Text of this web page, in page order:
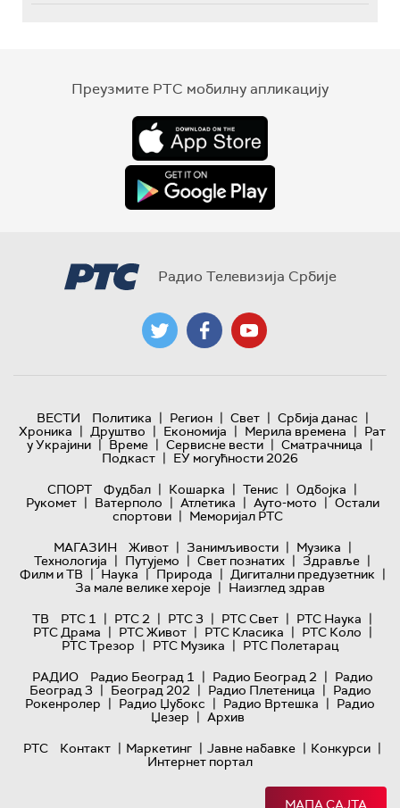
Преузмите РТС мобилну апликацију
Радио Телевизија Србије
ВЕСТИ Политика | Регион | Свет | Србија данас |
Хроника | Друштво | Економија | Мерила времена | Рат
у Украјини | Време | Сервисне вести | Сматрачница |
Подкаст | ЕУ могућности 2026
СПОРТ
Фудбал | Кошарка | Тенис | Одбојка |
Рукомет | Ватерполо | Атлетика | Ауто-мото | Остали
спортови | Меморијал РТС
МАГАЗИН
Живот | Занимљивости | Музика |
Технологијa | Путујемо | Свет познатих | Здравље |
Филм и ТВ | Наука | Природа | Дигитални предузетник |
За мале велике хероје | Наизглед здрав
ТВ
РТС 1 | РТС 2 | РТС 3 | РТС Свет | РТС Наука |
РТС Драма | РТС Живот | РТС Класика | РТС Коло |
РТС Трезор | РТС Музика | РТС Полетарац
РАДИО
Радио Београд 1 | Радио Београд 2 | Радио
Београд 3 | Београд 202 | Радио Плетеница | Радио
Рокенролер | Радио Џубокс | Радио Вртешка | Радио
Џезер | Архив
РТС
Контакт | Маркетинг | Јавне набавке | Конкурси |
Интернет портал
МАПА САЈТА